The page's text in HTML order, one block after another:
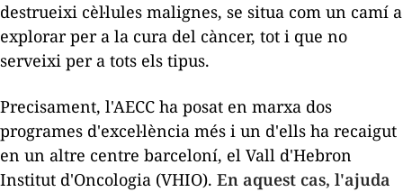
destrueixi cèl·lules malignes, se situa com un camí a
explorar per a la cura del càncer, tot i que no
serveixi per a tots els tipus.
Precisament, l'AECC ha posat en marxa dos
programes d'excel·lència més i un d'ells ha recaigut
en un altre centre barceloní, el Vall d'Hebron
Institut d'Oncologia (VHIO). En aquest cas, l'ajuda